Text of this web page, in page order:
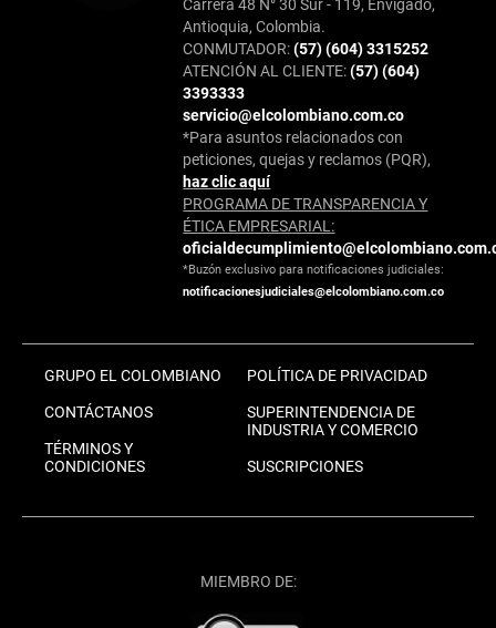
Carrera 48 N° 30 Sur - 119, Envigado,
Antioquia, Colombia.
CONMUTADOR:(57) (604) 3315252
ATENCIÓN AL CLIENTE:(57) (604)
3393333
servicio@elcolombiano.com.co
*Para asuntos relacionados con
peticiones, quejas y reclamos (PQR),
haz clic aquí
PROGRAMA DE TRANSPARENCIA Y
ÉTICA EMPRESARIAL:
*Buzón exclusivo para notificaciones judiciales:
notificacionesjudiciales@elcolombiano.com.co
GRUPO EL COLOMBIANO
CONTÁCTANOS
TÉRMINOS Y
CONDICIONES
POLÍTICA DE PRIVACIDAD
SUPERINTENDENCIA DE
INDUSTRIA Y COMERCIO
SUSCRIPCIONES
MIEMBRO DE: